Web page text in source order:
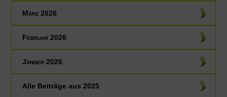
März 2026
Februar 2026
Jänner 2026
Alle Beiträge aus 2025